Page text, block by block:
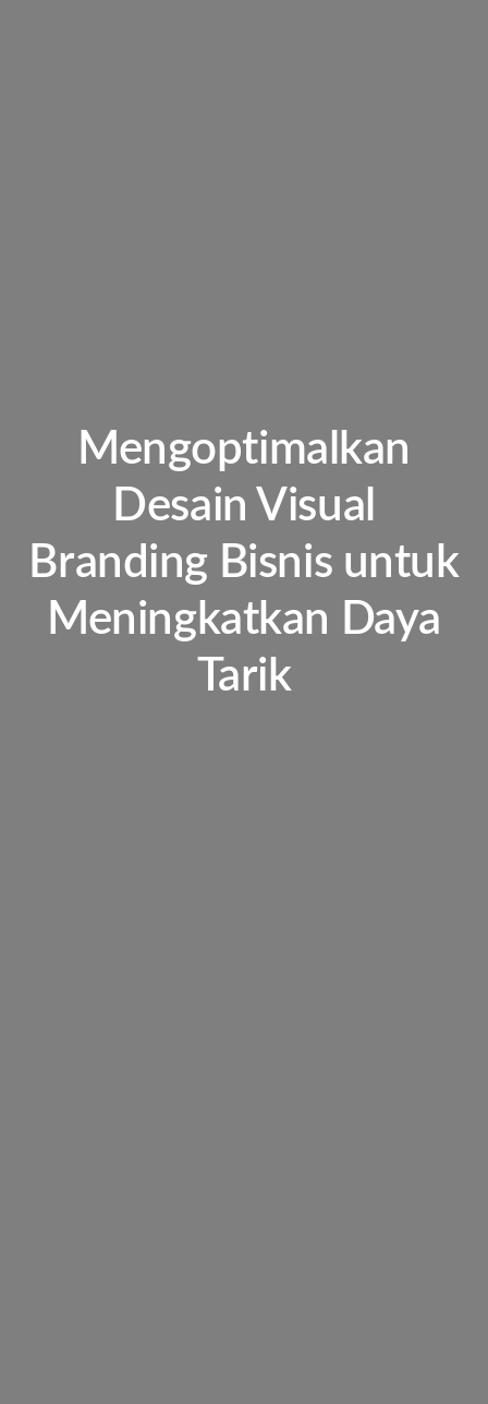
Mengoptimalkan
Desain Visual
Branding Bisnis untuk
Meningkatkan Daya
Tarik